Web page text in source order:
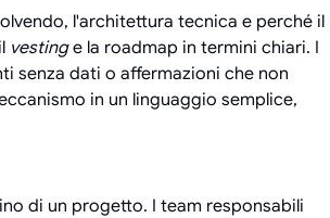
l'architettura tecnica e perché il
vestinge la roadmap in termini chiari. I
senza dati o affermazioni che non
in un linguaggio semplice,
di un progetto. I team responsabili